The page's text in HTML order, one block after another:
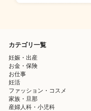
カテゴリ一覧
妊娠・出産
お金・保険
お仕事
妊活
ファッション・コスメ
家族・旦那
産婦人科・小児科